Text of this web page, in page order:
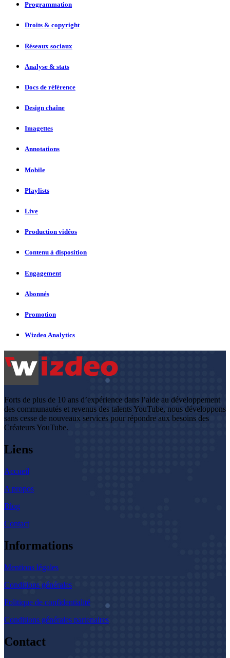
Programmation
Droits & copyright
Réseaux sociaux
Analyse & stats
Docs de référence
Design chaîne
Imagettes
Annotations
Mobile
Playlists
Live
Production vidéos
Contenu à disposition
Engagement
Abonnés
Promotion
Wizdeo Analytics
Forts de plus de 10 ans d’expérience dans l’aide au développement
des communautés et revenus des talents YouTube, nous développons
sans cesse de nouveaux services pour répondre aux besoins des
Créateurs YouTube.
Liens
Accueil
A propos
Blog
Contact
Informations
Mentions légales
Conditions générales
Politique de confidentialité
Conditions générales partenaires
Contact